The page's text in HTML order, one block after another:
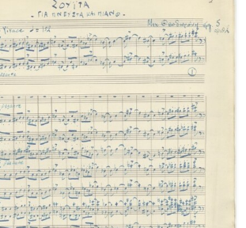
[Φάκελος] GR-As-MTH-003-Sc-008-068-Σπουδή
GR-As-MTH-003-Sc-008-069-
GR-As-MTH-003-Sc-008-070-
GR-As-MTH-003-Sc-009-071-Etude
GR-As-MTH-003-Sc-009-072-
GR-As-MTH-003-Sc-009-073-Fuga
GR-As-MTH-003-Sc-009-074-
GR-As-MTH-003-Sc-009-075-Fuga
GR-As-MTH-003-Sc-009-076-Το
GR-As-MTH-003-Sc-009-077-
GR-As-MTH-003-Sc-009-078-Αετός,
GR-As-MTH-003-Sc-009-079-